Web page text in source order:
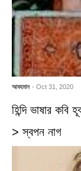
আবহমান - Oct 31, 2020
হিন্দি ভাষার কবি
> স্বপন নাগ